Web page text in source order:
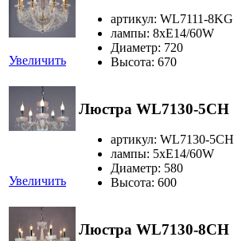
Увеличить
артикул: WL7111-8KG
лампы: 8хE14/60W
Диаметр: 720
Высота: 670
Увеличить
Люстра WL7130-5CH
артикул: WL7130-5CH
лампы: 5xE14/60W
Диаметр: 580
Высота: 600
Люстра WL7130-8CH